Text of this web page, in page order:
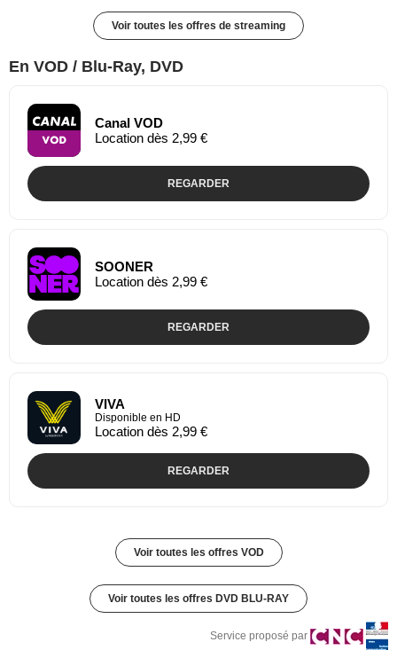
Voir toutes les offres de streaming
En VOD / Blu-Ray, DVD
Canal VOD
Location dès 2,99 €
REGARDER
SOONER
Location dès 2,99 €
REGARDER
VIVA
Disponible en HD
Location dès 2,99 €
REGARDER
Voir toutes les offres VOD
Voir toutes les offres DVD BLU-RAY
Service proposé par